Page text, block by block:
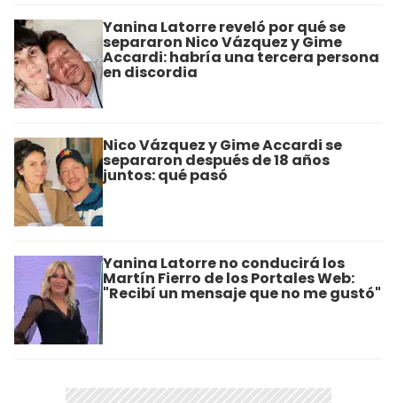
Yanina Latorre reveló por qué se
separaron Nico Vázquez y Gime
Accardi: habría una tercera persona
en discordia
Nico Vázquez y Gime Accardi se
separaron después de 18 años
juntos: qué pasó
Yanina Latorre no conducirá los
Martín Fierro de los Portales Web:
"Recibí un mensaje que no me gustó"